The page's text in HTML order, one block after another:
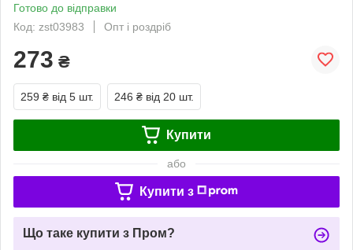
Готово до відправки
Код: zst03983
Опт і роздріб
273 ₴
259 ₴ від 5 шт. 246 ₴ від 20 шт.
Купити
або
Купити з
Що таке купити з Пром?